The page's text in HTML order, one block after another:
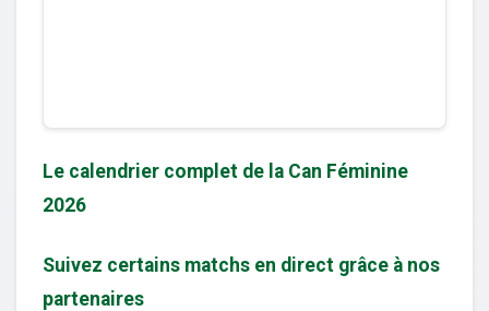
Le calendrier complet de la Can Féminine
2026
Suivez certains matchs en direct grâce à nos
partenaires